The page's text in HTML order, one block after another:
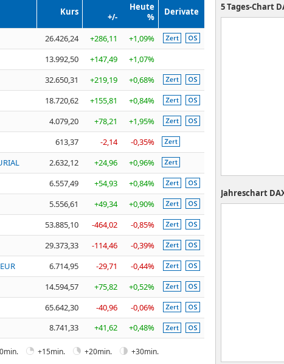
Kurs Heute Derivate
+/-
%
26.426,24 +286,11
+1,09%
13.992,50 +147,49
+1,07%
32.650,31 +219,19
+0,68%
18.720,62 +155,81
+0,84%
4.079,20 +78,21
+1,95%
613,37 -2,14
-0,35%
2.632,12 +24,96
+0,96%
6.557,49 +54,93
+0,84%
5.556,61 +49,34
+0,90%
53.885,10 -464,02
-0,85%
29.373,33 -114,46
-0,39%
6.714,95 -29,71
-0,44%
14.594,57 +75,82
+0,52%
65.642,30 -40,96
-0,06%
8.741,33 +41,62 +0,48%
+15min. +20min.
+30min.
5 Tages-Chart
Jahreschart